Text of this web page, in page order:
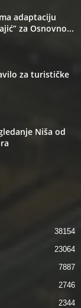
adaptaciju
za Osnovno...
za turističke
Niša od
38154
23064
7887
2746
2344